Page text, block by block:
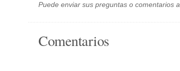
Puede enviar sus preguntas o comentarios a
Comentarios